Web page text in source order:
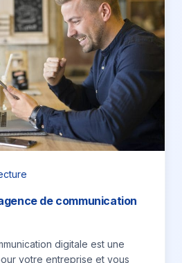
de communication
digitale est une
votre entreprise et vous